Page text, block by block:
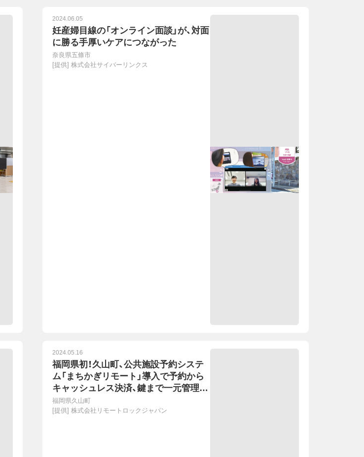
2024.06.05
妊産婦目線の「オンライン面談」が、対面
に勝る手厚いケアにつながった
奈良県五條市
[提供] 株式会社サイバーリンクス
2024.05.16
福岡県初！久山町、公共施設予約システ
ム「まちかぎリモート」導入で予約から
キャッシュレス決済、鍵まで一元管理し
ＤＸ化を推進〜デジ田交付金活用で学
校体育施設や社会体育施設をより使い
福岡県久山町
[提供] 株式会社リモートロックジャパン